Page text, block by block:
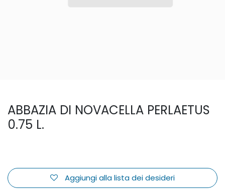
ABBAZIA DI NOVACELLA PERLAETUS
0.75 L.
Aggiungi alla lista dei desideri